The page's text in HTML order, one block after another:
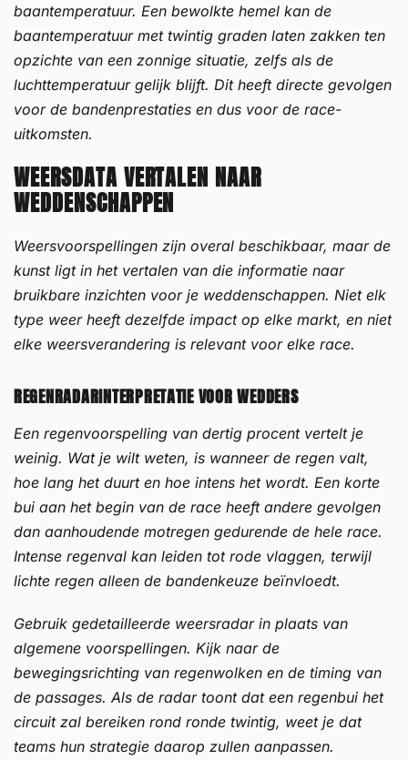
baantemperatuur. Een bewolkte hemel kan de
baantemperatuur met twintig graden laten zakken ten
opzichte van een zonnige situatie, zelfs als de
luchttemperatuur gelijk blijft. Dit heeft directe gevolgen
voor de bandenprestaties en dus voor de race-
uitkomsten.
WEERSDATA VERTALEN NAAR
WEDDENSCHAPPEN
Weersvoorspellingen zijn overal beschikbaar, maar de
kunst ligt in het vertalen van die informatie naar
bruikbare inzichten voor je weddenschappen. Niet elk
type weer heeft dezelfde impact op elke markt, en niet
elke weersverandering is relevant voor elke race.
REGENRADARINTERPRETATIE VOOR WEDDERS
Een regenvoorspelling van dertig procent vertelt je
weinig. Wat je wilt weten, is wanneer de regen valt,
hoe lang het duurt en hoe intens het wordt. Een korte
bui aan het begin van de race heeft andere gevolgen
dan aanhoudende motregen gedurende de hele race.
Intense regenval kan leiden tot rode vlaggen, terwijl
lichte regen alleen de bandenkeuze beïnvloedt.
Gebruik gedetailleerde weersradar in plaats van
algemene voorspellingen. Kijk naar de
bewegingsrichting van regenwolken en de timing van
de passages. Als de radar toont dat een regenbui het
circuit zal bereiken rond ronde twintig, weet je dat
teams hun strategie daarop zullen aanpassen.